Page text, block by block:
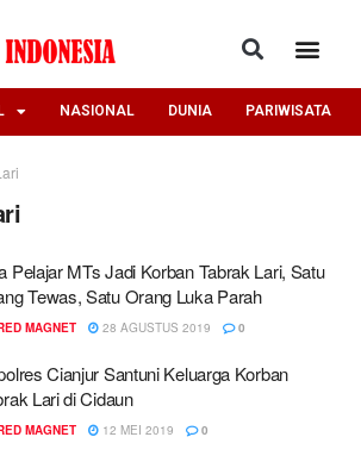
NASIONAL DUNIA PARIWISATA
Pelajar MTs Jadi Korban Tabrak Lari, Satu
Tewas, Satu Orang Luka Parah
MAGNET 28 AGUSTUS 2019 0
Cianjur Santuni Keluarga Korban
Lari di Cidaun
MAGNET 12 MEI 2019 0